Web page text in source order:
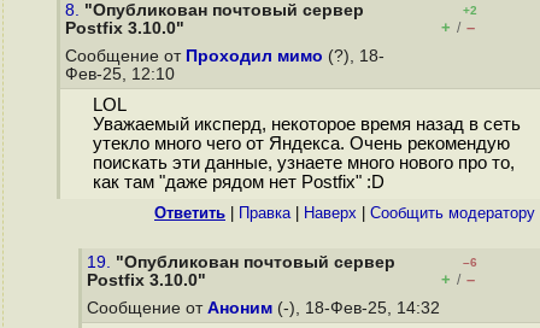
8. "Опубликован почтовый сервер
Postfix 3.10.0"
+2
+ / –
Сообщение от Проходил мимо (?), 18-
Фев-25, 12:10
LOL
Уважаемый иксперд, некоторое время назад в сеть
утекло много чего от Яндекса. Очень рекомендую
поискать эти данные, узнаете много нового про то,
как там "даже рядом нет Postfix" :D
Ответить Правка| Наверх Cообщить модератору
19. "Опубликован почтовый сервер
Postfix 3.10.0"
–6
+ / –
Сообщение от Аноним (-), 18-Фев-25, 14:32